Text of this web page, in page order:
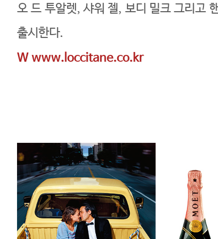
오 드 투알렛, 샤워 젤, 보디 밀크 그리고
출시한다.
W www.loccitane.co.kr